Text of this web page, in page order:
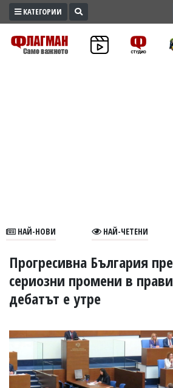
ПРОМО
ЗОНА
В
УКРАЙНА
СПОРТ
БИЗНЕС
ЮГ
Управители:
КАТЕГОРИИ
НАЙ-НОВИ НАЙ-ЧЕТЕНИ
Прогресивна България
сериозни промени в
дебатът е утре